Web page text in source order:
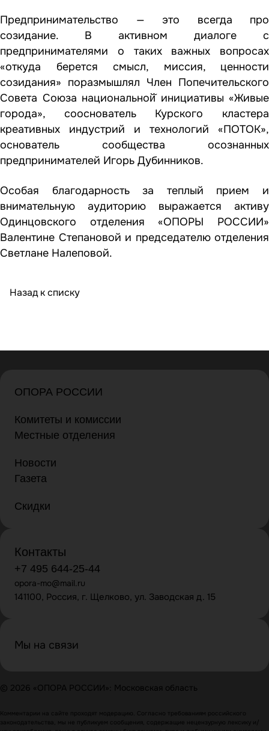
Предпринимательство — это всегда про
созидание. В активном диалоге с
предпринимателями о таких важных вопросах
«откуда берется смысл, миссия, ценности
созидания» поразмышлял Член Попечительского
Совета Союза национальной̆ инициативы «Живые
города», сооснователь Курского кластера
креативных индустрий и технологий «ПОТОК»,
основатель сообщества осознанных
предпринимателей Игорь Дубинников.
Особая благодарность за теплый прием и
внимательную аудиторию выражается активу
Одинцовского отделения «ОПОРЫ РОССИИ»
Валентине Степановой и председателю отделения
Светлане Налеповой.
Назад к списку
ОПОРА РОССИИ
Комитеты и комиссии
Местные отделения
Новости
Газета
Скидки
Контакты
+7 495 644-25-44
opora-mo@mail.ru
141100, Россия, г. Щелково, ул. Заводская д. 15
Мы на связи
© 2026 «ОПОРА РОССИИ»: Московская область
Комментарии на сайте проходят модерацию. Согласно требованиям российского
законодательства, мы не публикуем сообщения, содержащие нецензурную лексику и/